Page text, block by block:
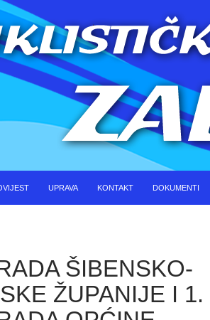
UPRAVA KONTAKT DOKUMENTI
ŠIBENSKO-
ŽUPANIJE I 1.